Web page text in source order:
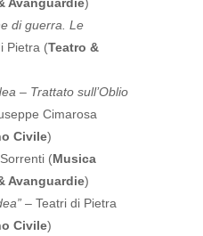
di guerra. Le
Pietra (Teatro &
– Trattato sull’Oblio
Cimarosa
Civile)
(Musica
Avanguardie)
– Teatri di Pietra
Civile)